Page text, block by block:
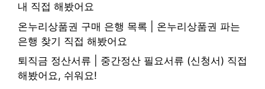
내 직접 해봤어요
온누리상품권 구매 은행 목록 | 온누리상품권 파는
은행 찾기 직접 해봤어요
퇴직금 정산서류 | 중간정산 필요서류 (신청서) 직접
해봤어요, 쉬워요!